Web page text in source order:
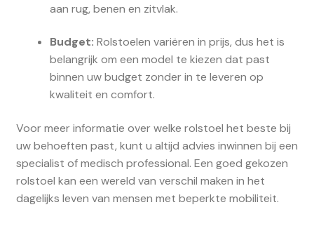
aan rug, benen en zitvlak.
Budget: Rolstoelen variëren in prijs, dus het is
belangrijk om een model te kiezen dat past
binnen uw budget zonder in te leveren op
kwaliteit en comfort.
Voor meer informatie over welke rolstoel het beste bij
uw behoeften past, kunt u altijd advies inwinnen bij een
specialist of medisch professional. Een goed gekozen
rolstoel kan een wereld van verschil maken in het
dagelijks leven van mensen met beperkte mobiliteit.